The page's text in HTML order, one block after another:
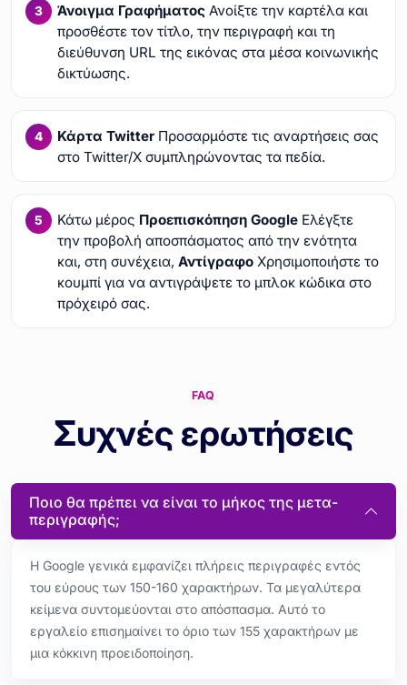
Άνοιγμα ΓραφήματοςΑνοίξτε την καρτέλα και
προσθέστε τον τίτλο, την περιγραφή και τη
διεύθυνση URL της εικόνας στα μέσα κοινωνικής
δικτύωσης.
Κάρτα TwitterΠροσαρμόστε τις αναρτήσεις σας
στο Twitter/X συμπληρώνοντας τα πεδία.
Κάτω μέρος Προεπισκόπηση GoogleΕλέγξτε
την προβολή αποσπάσματος από την ενότητα
και, στη συνέχεια, ΑντίγραφοΧρησιμοποιήστε το
κουμπί για να αντιγράψετε το μπλοκ κώδικα στο
πρόχειρό σας.
FAQ
Συχνές ερωτήσεις
Ποιο θα πρέπει να είναι το μήκος της μετα-
περιγραφής;
Η Google γενικά εμφανίζει πλήρεις περιγραφές εντός
του εύρους των 150-160 χαρακτήρων. Τα μεγαλύτερα
κείμενα συντομεύονται στο απόσπασμα. Αυτό το
εργαλείο επισημαίνει το όριο των 155 χαρακτήρων με
μια κόκκινη προειδοποίηση.